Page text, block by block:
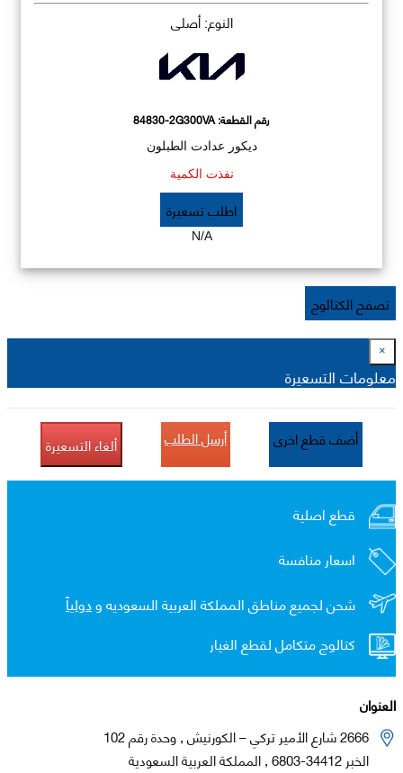
النوع: أصلي
رقم القطعة:84830-2G300VA
ديكور عدادت الطبلون
نفذت الكمية
اطلب تسعيرة
N/A
تصفح الكتالوج
×
معلومات التسعيرة
أضف قطع اخرى أرسل الطلب ألغاء التسعيرة
قطع اصلية
اسعار منافسة
شحن لجميع مناطق المملكة العربية السعوديه ودولياً
كتالوج متكامل لقطع الغيار
العنوان
2666 شارع الأمير تركي – الكورنيش , وحدة رقم 102
الخبر 34412-6803 , المملكة العربية السعودية